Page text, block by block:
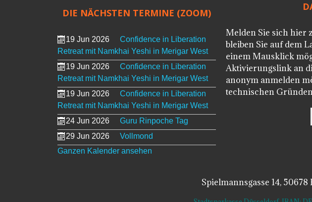
DIE NÄCHSTEN TERMINE (ZOOM)
19 Jun 2026
Confidence in Liberation
Retreat mit Namkhai Yeshi in Merigar West
19 Jun 2026
Confidence in Liberation
Retreat mit Namkhai Yeshi in Merigar West
19 Jun 2026
Confidence in Liberation
Retreat mit Namkhai Yeshi in Merigar West
24 Jun 2026
Guru Rinpoche Tag
29 Jun 2026
Vollmond
Ganzen Kalender ansehen
Melden Sie sich hier
bleiben Sie auf dem
einem Mausklick
Aktivierungslink an
anonym anmelden
technischen
Spielmannsgasse 14,